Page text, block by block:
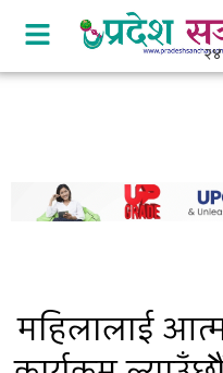
महिलालाई